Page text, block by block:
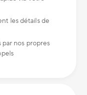
les détails de
par nos propres